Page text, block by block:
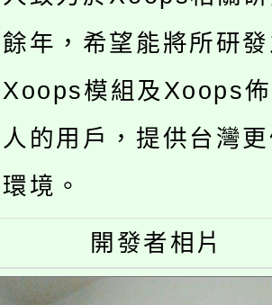
。至27日，桃園電
桃園市運動會8/
及游泳池舉行。
低收入戶享有免
惠，中低收入戶
惠，詳情可洽有
造教育及科技中
增能研習
造教育及科技中
師研習
綠生活教案入校路
食農教育專業人
年，希望能將所研
模組及Xoops
的用戶，提供台灣
境。
開發者相片